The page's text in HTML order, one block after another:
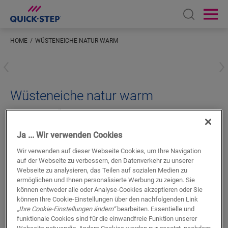
Open
HOME WÜSTENEICHE NATUR WARM
Wüsteneiche natur warm
LAMINAT-ZUBEHÖR SCOTIA QSSCOT03551
Schönes Finish
Farblich abgestimmt auf Ihren Boden
Kratzfeste Nutzschicht
Ja ... Wir verwenden Cookies
Wir verwenden auf dieser Webseite Cookies, um Ihre Navigation
auf der Webseite zu verbessern, den Datenverkehr zu unserer
Webseite zu analysieren, das Teilen auf sozialen Medien zu
ermöglichen und Ihnen personalisierte Werbung zu zeigen. Sie
können entweder alle oder Analyse-Cookies akzeptieren oder Sie
können Ihre Cookie-Einstellungen über den nachfolgenden Link
„Ihre Cookie-Einstellungen ändern“bearbeiten. Essentielle und
funktionale Cookies sind für die einwandfreie Funktion unserer